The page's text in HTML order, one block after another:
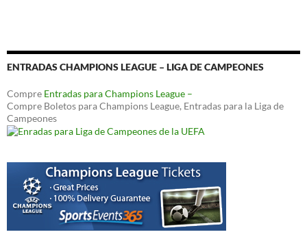
ENTRADAS CHAMPIONS LEAGUE – LIGA DE CAMPEONES
Compre Entradas para Champions League –
Compre Boletos para Champions League, Entradas para la Liga de
Campeones